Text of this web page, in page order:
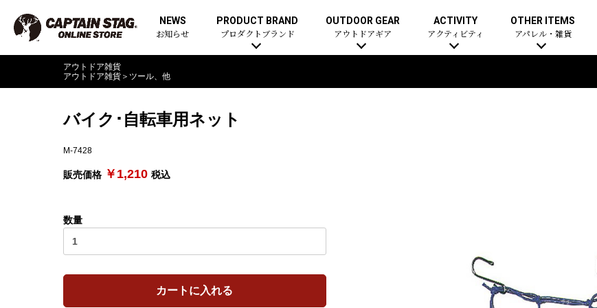
NEWS
お知らせ
PRODUCT BRAND
プロダクトブランド
OUTDOOR GEAR
アウトドアギア
ACTIVITY
アクティビティ
OTHER ITEMS
アパレル・雑貨
アウトドア雑貨
アウトドア雑貨 ＞ ツール、他
バイク･自転車用ネット
M-7428
販売価格 ￥1,210 税込
数量
カートに入れる